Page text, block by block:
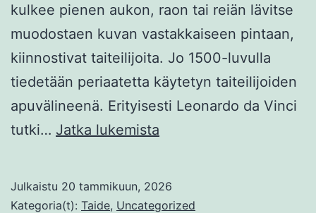
kulkee pienen aukon, raon tai reiän lävitse
muodostaen kuvan vastakkaiseen pintaan,
kiinnostivat taiteilijoita. Jo 1500-luvulla
tiedetään periaatetta käytetyn taiteilijoiden
apuvälineenä. Erityisesti Leonardo da Vinci
tutki… Jatka lukemista
mallina
Julkaistu 20 tammikuun, 2026
Kategoria(t): Taide, Uncategorized